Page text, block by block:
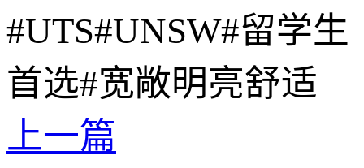
#UTS#UNSW#留学生
首选#宽敞明亮舒适
上一篇